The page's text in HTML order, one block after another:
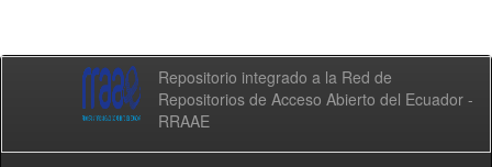
Repositorio integrado a la Red de
Repositorios de Acceso Abierto del Ecuador -
RRAAE